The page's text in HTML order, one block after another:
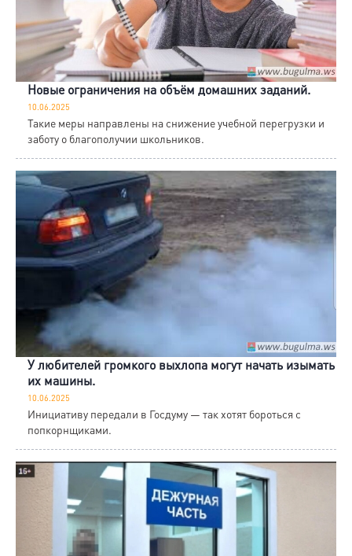
Новые ограничения на объём домашних заданий.
10.06.2025
Такие меры направлены на снижение учебной перегрузки и
заботу о благополучии школьников.
У любителей громкого выхлопа могут начать изымать
их машины.
10.06.2025
Инициативу передали в Госдуму — так хотят бороться с
попкорнщиками.